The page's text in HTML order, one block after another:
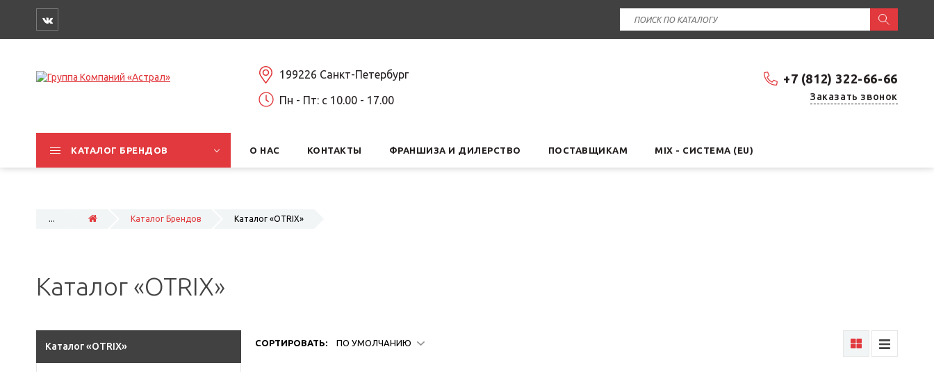
+7 (812) 322-66-66
Заказать звонок
199226 Санкт-Петербург
Пн - Пт: c 10.00 - 17.00
КАТАЛОГ БРЕНДОВ О НАС КОНТАКТЫ ФРАНШИЗА И ДИЛЕРСТВО ПОСТАВЩИКАМ MIX - СИСТЕМА (EU)
... Каталог Брендов Каталог «OTRIX»
Каталог «OTRIX»
Каталог «OTRIX» СОРТИРОВАТЬ: ПО УМОЛЧАНИЮ